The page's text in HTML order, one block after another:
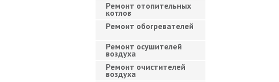
Ремонт отопительных
котлов
Ремонт обогревателей
Ремонт осушителей
воздуха
Ремонт очистителей
воздуха